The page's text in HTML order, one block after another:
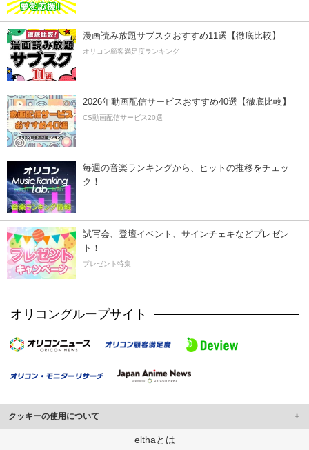
漫画読み放題サブスクおすすめ11選【徹底比較】
オリコン顧客満足度ランキング
2026年動画配信サービスおすすめ40選【徹底比較】
CS動画配信サービス20選
毎週の音楽ランキングから、ヒットの推移をチェッ
ク！
試写会、登壇イベント、サインチェキなどプレゼン
ト！
プレゼント特集
オリコングループサイト
クッキーの使用について
このサイトでは Cookie を使用して、ユーザーに合わせたコンテンツや広告の
elthaとは